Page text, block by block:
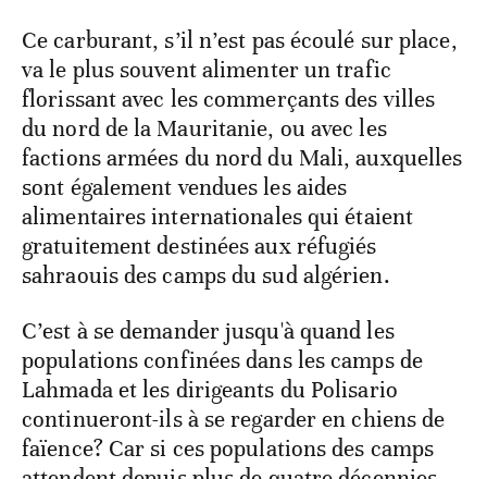
Ce carburant, s’il n’est pas écoulé sur place,
va le plus souvent alimenter un trafic
florissant avec les commerçants des villes
du nord de la Mauritanie, ou avec les
factions armées du nord du Mali, auxquelles
sont également vendues les aides
alimentaires internationales qui étaient
gratuitement destinées aux réfugiés
sahraouis des camps du sud algérien.
C’est à se demander jusqu'à quand les
populations confinées dans les camps de
Lahmada et les dirigeants du Polisario
continueront-ils à se regarder en chiens de
faïence? Car si ces populations des camps